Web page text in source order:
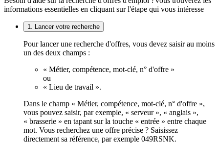
informations essentielles en cliquant sur l'étape qui vous intéresse
1. Lancer votre recherche
Pour lancer une recherche d'offres, vous devez saisir au moins
un des deux champs :
« Métier, compétence, mot-clé, n° d'offre »
ou
« Lieu de travail ».
Dans le champ « Métier, compétence, mot-clé, n° d'offre »,
vous pouvez saisir, par exemple, « serveur », « anglais »,
« brasserie » en tapant sur la touche « entrée » entre chaque
mot. Vous recherchez une offre précise ? Saisissez
directement sa référence, par exemple 049RSNK.